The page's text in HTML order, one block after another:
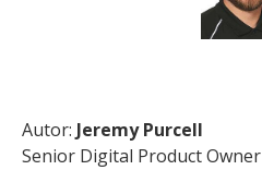
Autor: Jeremy Purcell
Senior Digital Product Owner